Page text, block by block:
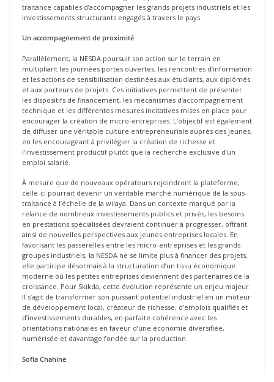
traitance capables d’accompagner les grands projets industriels et les
investissements structurants engagés à travers le pays.
Un accompagnement de proximité
Parallèlement, la NESDA poursuit son action sur le terrain en
multipliant les journées portes ouvertes, les rencontres d’information
et les actions de sensibilisation destinées aux étudiants, aux diplômés
et aux porteurs de projets. Ces initiatives permettent de présenter
les dispositifs de financement, les mécanismes d’accompagnement
technique et les différentes mesures incitatives mises en place pour
encourager la création de micro-entreprises. L’objectif est également
de diffuser une véritable culture entrepreneuriale auprès des jeunes,
en les encourageant à privilégier la création de richesse et
l’investissement productif plutôt que la recherche exclusive d’un
emploi salarié.
À mesure que de nouveaux opérateurs rejoindront la plateforme,
celle-ci pourrait devenir un véritable marché numérique de la sous-
traitance à l’échelle de la wilaya. Dans un contexte marqué par la
relance de nombreux investissements publics et privés, les besoins
en prestations spécialisées devraient continuer à progresser, offrant
ainsi de nouvelles perspectives aux jeunes entreprises locales. En
favorisant les passerelles entre les micro-entreprises et les grands
groupes industriels, la NESDA ne se limite plus à financer des projets,
elle participe désormais à la structuration d’un tissu économique
moderne où les petites entreprises deviennent des partenaires de la
croissance. Pour Skikda, cette évolution représente un enjeu majeur.
Il s’agit de transformer son puissant potentiel industriel en un moteur
de développement local, créateur de richesse, d’emplois qualifiés et
d’investissements durables, en parfaite cohérence avec les
orientations nationales en faveur d’une économie diversifiée,
numérisée et davantage fondée sur la production.
Sofia Chahine